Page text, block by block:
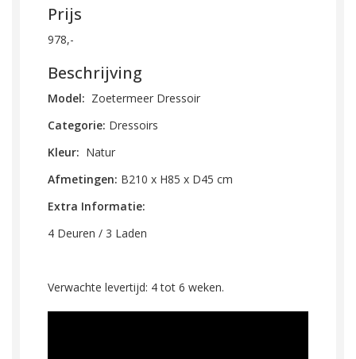
Prijs
978,-
Beschrijving
Model: Zoetermeer Dressoir
Categorie: Dressoirs
Kleur: Natur
Afmetingen: B210 x H85 x D45 cm
Extra Informatie:
4 Deuren / 3 Laden
Verwachte levertijd: 4 tot 6 weken.